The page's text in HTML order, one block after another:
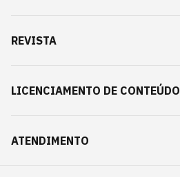
REVISTA
LICENCIAMENTO DE CONTEÚDO
ATENDIMENTO